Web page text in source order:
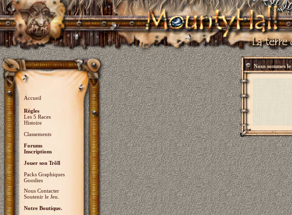
Accueil
Règles
Les 5 Races
Histoire
Classements
Forums
Inscriptions
Jouer son Trõll
Packs Graphiques
Goodies
Nous Contacter
Soutenir le Jeu.
Notre Boutique.
Nous sommes le